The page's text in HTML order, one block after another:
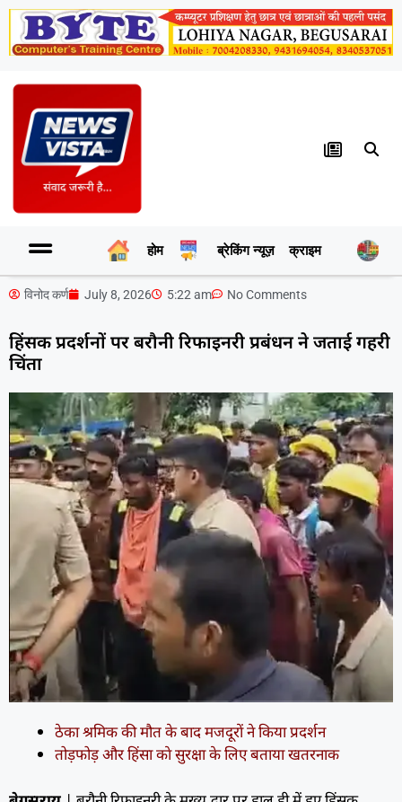
होम ब्रेकिंग न्यूज़ क्राइम
विनोद कर्ण July 8, 2026 5:22 am No Comments
हिंसक प्रदर्शनों पर बरौनी रिफाइनरी प्रबंधन ने जताई गहरी
चिंता
ठेका श्रमिक की मौत के बाद मजदूरों ने किया प्रदर्शन
तोड़फोड़ और हिंसा काे सुरक्षा के लिए बताया खतरनाक